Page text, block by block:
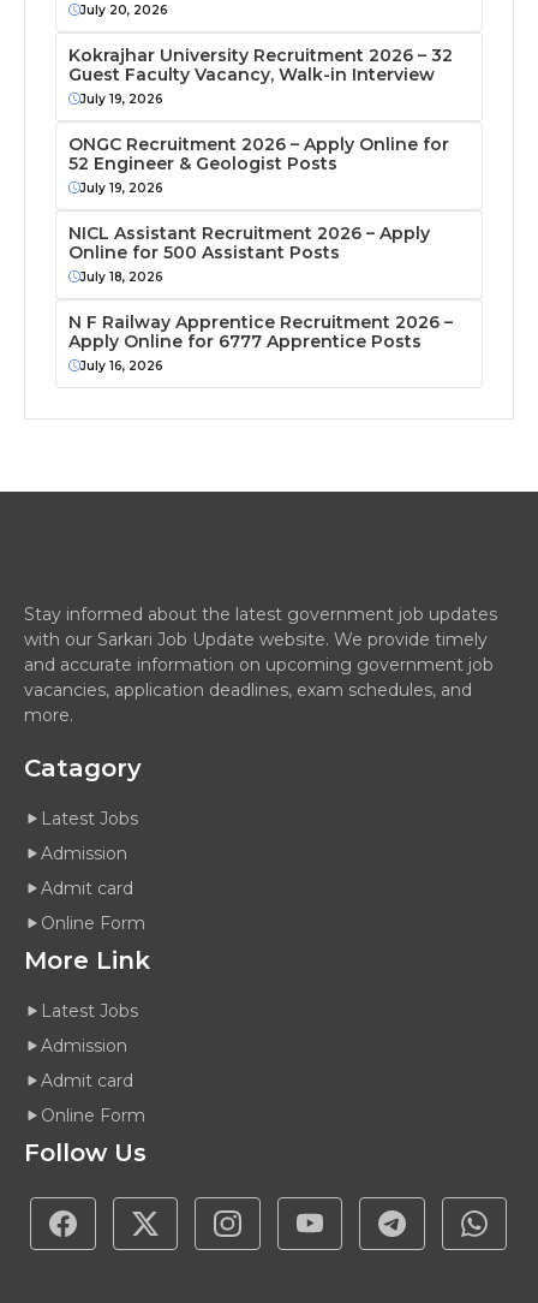
July 20, 2026
Kokrajhar University Recruitment 2026 – 32
Guest Faculty Vacancy, Walk-in Interview
July 19, 2026
ONGC Recruitment 2026 – Apply Online for
52 Engineer & Geologist Posts
July 19, 2026
NICL Assistant Recruitment 2026 – Apply
Online for 500 Assistant Posts
July 18, 2026
N F Railway Apprentice Recruitment 2026 –
Apply Online for 6777 Apprentice Posts
July 16, 2026
Stay informed about the latest government job updates
with our Sarkari Job Update website. We provide timely
and accurate information on upcoming government job
vacancies, application deadlines, exam schedules, and
more.
Catagory
Latest Jobs
Admission
Admit card
Online Form
More Link
Latest Jobs
Admission
Admit card
Online Form
Follow Us